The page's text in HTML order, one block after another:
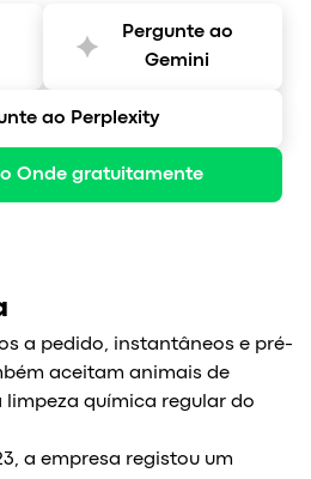
a pedido, instantâneos e pré-
aceitam animais de
química regular do
a empresa registou um
Pergunte ao
Gemini
ao Perplexity
o Onde gratuitamente